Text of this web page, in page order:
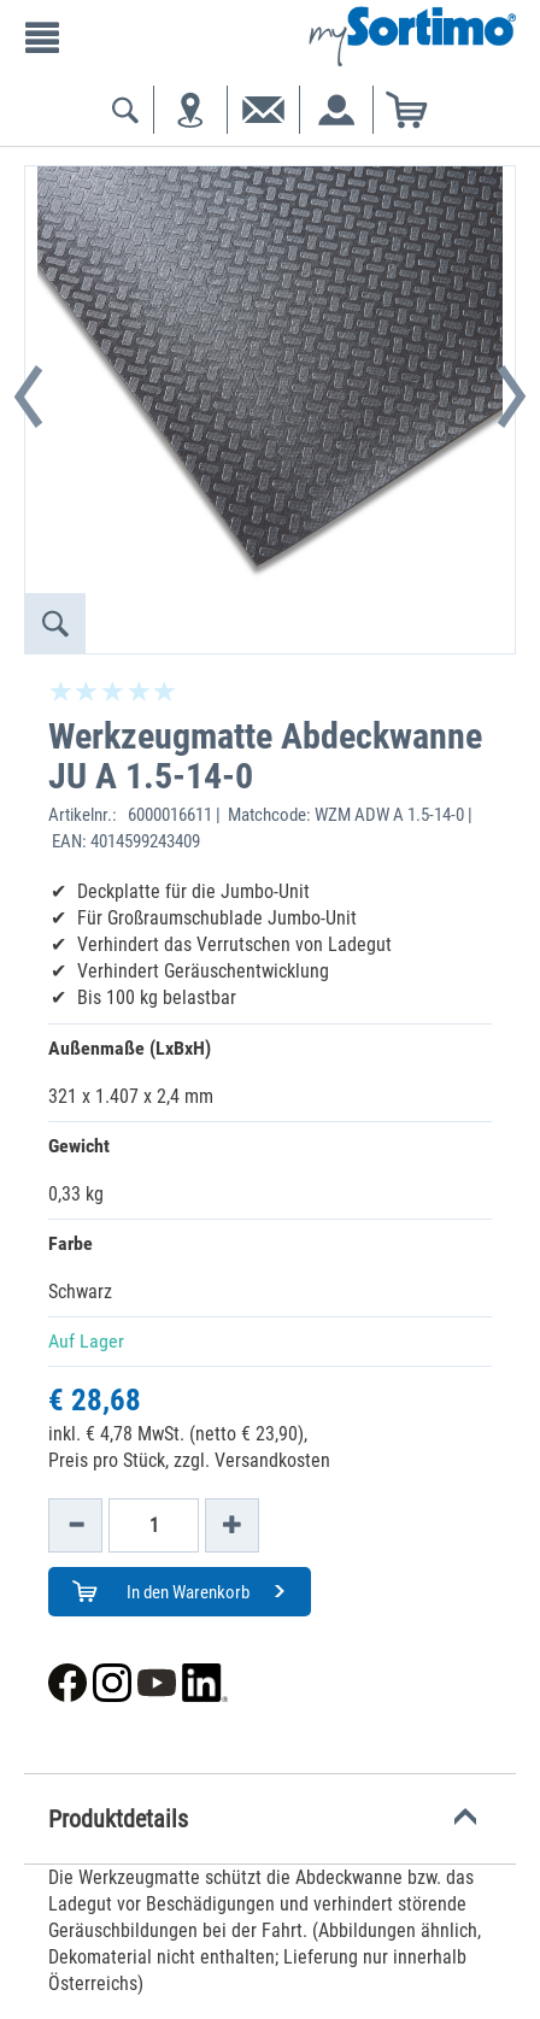
Werkzeugmatte Abdeckwanne
JU A 1.5-14-0
Artikelnr.:
6000016611 | Matchcode: WZM ADW A 1.5-14-0 |
EAN: 4014599243409
Deckplatte für die Jumbo-Unit
Für Großraumschublade Jumbo-Unit
Verhindert das Verrutschen von Ladegut
Verhindert Geräuschentwicklung
Bis 100 kg belastbar
Außenmaße (LxBxH)
321 x 1.407 x 2,4 mm
Gewicht
0,33 kg
Farbe
Schwarz
Auf Lager
€ 28,68
inkl. € 4,78 MwSt. (netto € 23,90),
Preis pro Stück, zzgl. Versandkosten
In den Warenkorb
Produktdetails
Die Werkzeugmatte schützt die Abdeckwanne bzw. das
Ladegut vor Beschädigungen und verhindert störende
Geräuschbildungen bei der Fahrt. (Abbildungen ähnlich,
Dekomaterial nicht enthalten; Lieferung nur innerhalb
Österreichs)